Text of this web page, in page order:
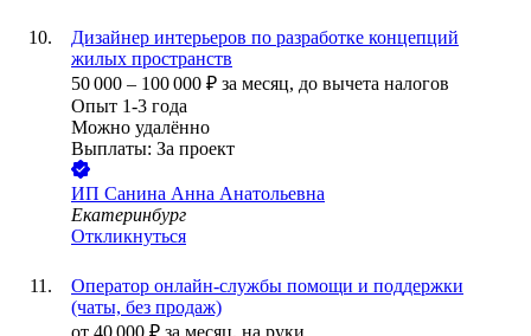
Дизайнер интерьеров по разработке концепций
жилых пространств
50 000 – 100 000 ₽ за месяц, до вычета налогов
Опыт 1-3 года
Можно удалённо
Выплаты: За проект
ИП Санина Анна Анатольевна
Екатеринбург
Откликнуться
Оператор онлайн-службы помощи и поддержки
(чаты, без продаж)